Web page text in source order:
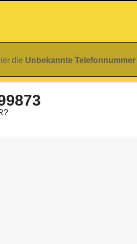
die Unbekannte Telefonnummer